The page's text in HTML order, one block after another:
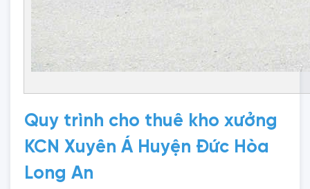
Quy trình cho thuê kho xưởng
KCN Xuyên Á Huyện Đức Hòa
Long An